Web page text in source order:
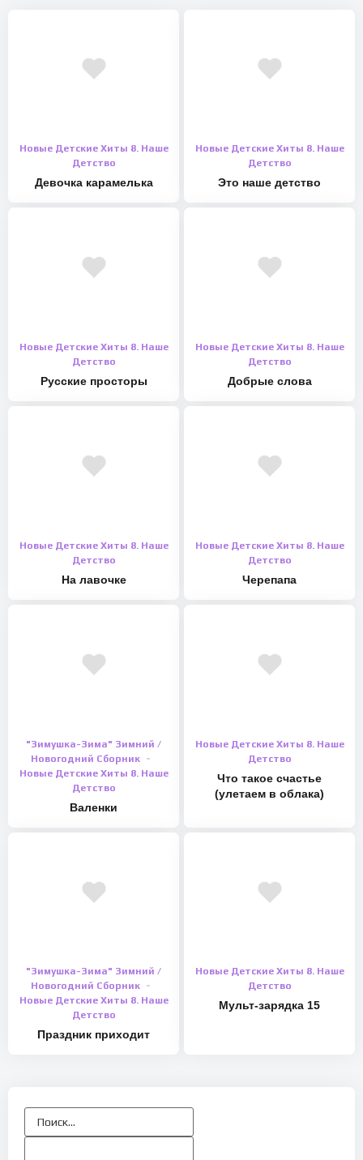
Новые Детские Хиты 8. Наше
Детство
Девочка карамелька
Новые Детские Хиты 8. Наше
Детство
Это наше детство
Новые Детские Хиты 8. Наше
Детство
Русские просторы
Новые Детские Хиты 8. Наше
Детство
Добрые слова
Новые Детские Хиты 8. Наше
Детство
На лавочке
Новые Детские Хиты 8. Наше
Детство
Черепапа
"Зимушка-Зима" Зимний /
Новогодний Сборник
Новые Детские Хиты 8. Наше
Детство
Валенки
Новые Детские Хиты 8. Наше
Детство
Что такое счастье
(улетаем в облака)
"Зимушка-Зима" Зимний /
Новогодний Сборник
Новые Детские Хиты 8. Наше
Детство
Праздник приходит
Новые Детские Хиты 8. Наше
Детство
Мульт-зарядка 15